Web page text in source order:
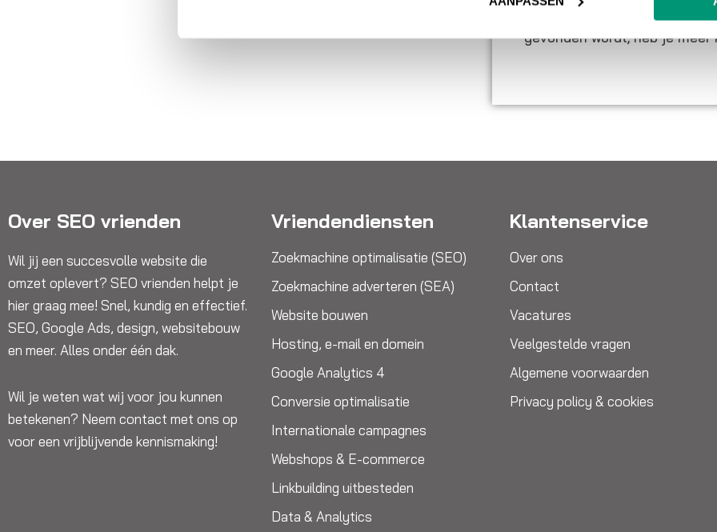
makkelijk gevonden te
gevonden wordt, heb je
Over SEO vrienden
Wil jij een succesvolle website die
omzet oplevert? SEO vrienden helpt je
hier graag mee! Snel, kundig en effectief.
SEO, Google Ads, design, websitebouw
en meer. Alles onder één dak.
Wil je weten wat wij voor jou kunnen
betekenen? Neem contact met ons op
voor een vrijblijvende kennismaking!
Vriendendiensten
Zoekmachine optimalisatie (SEO)
Zoekmachine adverteren (SEA)
Website bouwen
Hosting, e-mail en domein
Google Analytics 4
Conversie optimalisatie
Internationale campagnes
Webshops & E-commerce
Linkbuilding uitbesteden
Data & Analytics
Klantenservice
Over ons
Contact
Vacatures
Veelgestelde vragen
Algemene voorwaarden
Privacy policy & cookies